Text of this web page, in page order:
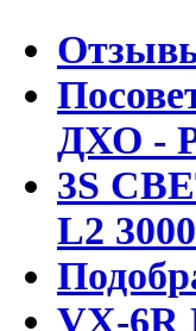
ДХО -
3S
L2
VX-